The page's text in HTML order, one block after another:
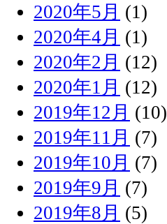
2020年5月 (1)
2020年4月 (1)
2020年2月 (12)
2020年1月 (12)
2019年12月 (10)
2019年11月 (7)
2019年10月 (7)
2019年9月 (7)
2019年8月 (5)